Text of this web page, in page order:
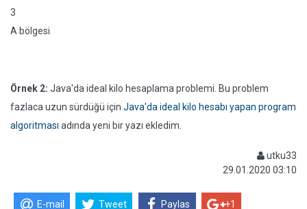
3
A bölgesi
Örnek 2: Java'da ideal kilo hesaplama problemi. Bu problem
fazlaca uzun sürdüğü için Java'da ideal kilo hesabı yapan program
algoritması adında yeni bir yazı ekledim.
utku33
29.01.2020 03:10
E-mail Tweet Paylas +1